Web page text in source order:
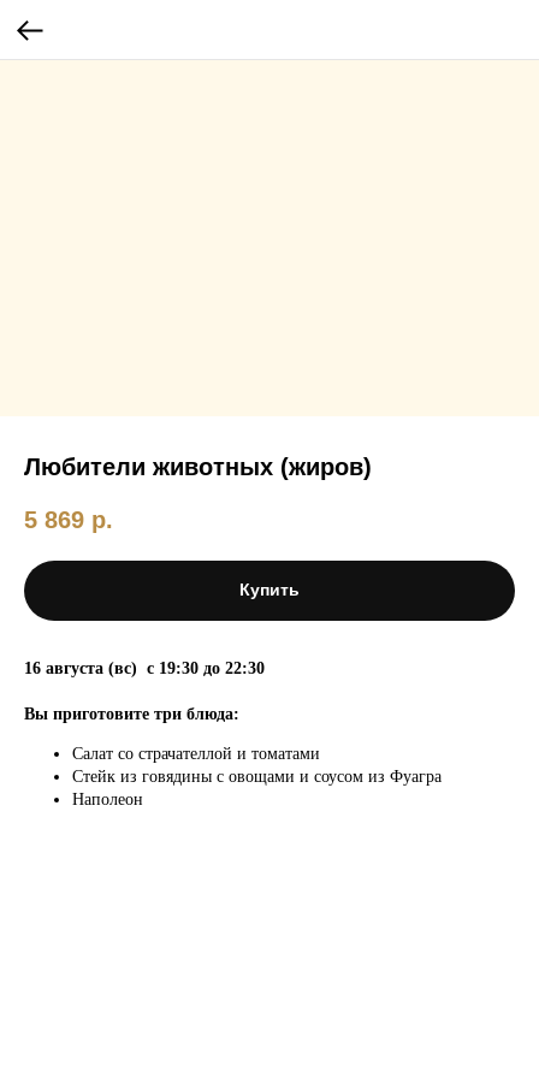
Любители животных (жиров)
5 869 р.
Купить
16 августа (вс) с 19:30 до 22:30
Вы приготовите три блюда:
Салат со страчателлой и томатами
Стейк из говядины с овощами и соусом из Фуагра
Наполеон